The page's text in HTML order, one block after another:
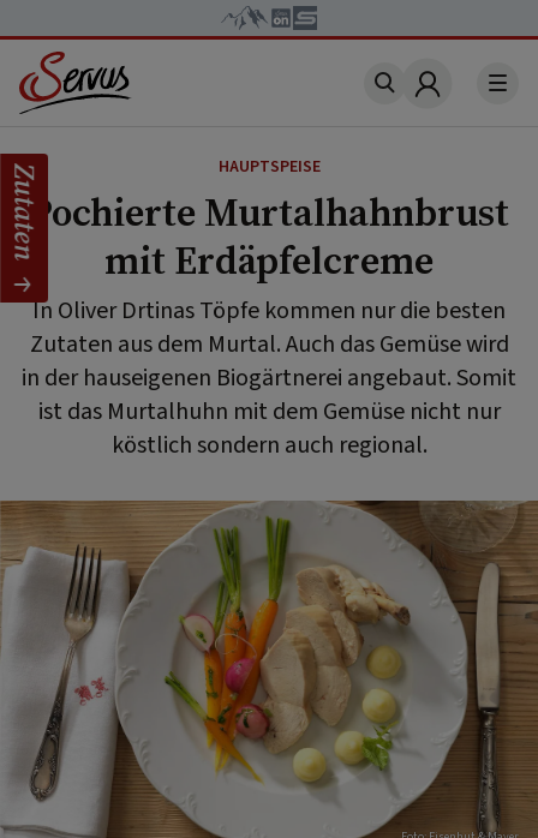
Account
HAUPTSPEISE
Pochierte Murtalhahnbrust
mit Erdäpfelcreme
In Oliver Drtinas Töpfe kommen nur die besten
Zutaten aus dem Murtal. Auch das Gemüse wird
in der hauseigenen Biogärtnerei angebaut. Somit
ist das Murtalhuhn mit dem Gemüse nicht nur
köstlich sondern auch regional.
Zutaten